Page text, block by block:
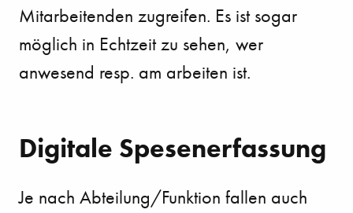
Mitarbeitenden zugreifen. Es ist sogar
möglich in Echtzeit zu sehen, wer
anwesend resp. am arbeiten ist.
Digitale Spesenerfassung
Je nach Abteilung/Funktion fallen auch